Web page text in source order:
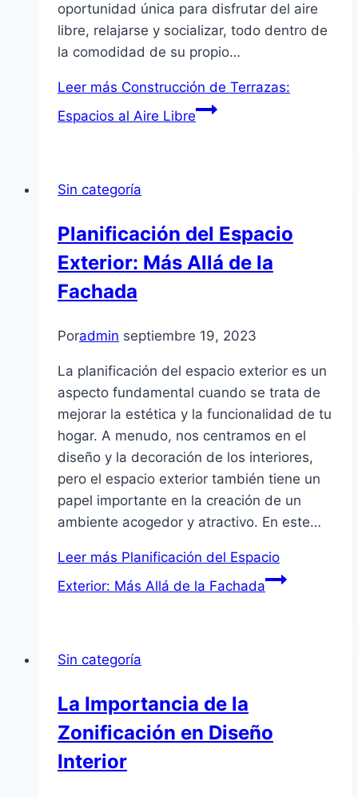
oportunidad única para disfrutar del aire
libre, relajarse y socializar, todo dentro de
la comodidad de su propio…
Leer más Construcción de Terrazas:
Espacios al Aire Libre
Sin categoría
Planificación del Espacio
Exterior: Más Allá de la
Fachada
Poradmin septiembre 19, 2023
La planificación del espacio exterior es un
aspecto fundamental cuando se trata de
mejorar la estética y la funcionalidad de tu
hogar. A menudo, nos centramos en el
diseño y la decoración de los interiores,
pero el espacio exterior también tiene un
papel importante en la creación de un
ambiente acogedor y atractivo. En este…
Leer más Planificación del Espacio
Exterior: Más Allá de la Fachada
Sin categoría
La Importancia de la
Zonificación en Diseño
Interior